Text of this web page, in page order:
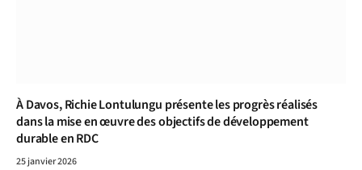
À Davos, Richie Lontulungu présente les progrès réalisés
dans la mise en œuvre des objectifs de développement
durable en RDC
25 janvier 2026